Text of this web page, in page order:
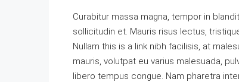
Curabitur massa magna, tempor in
sollicitudin et. Mauris risus lectus,
Nullam this is a link nibh facilisis, at
mauris, volutpat eu varius malesuada,
libero tempus congue. Nam pharetra